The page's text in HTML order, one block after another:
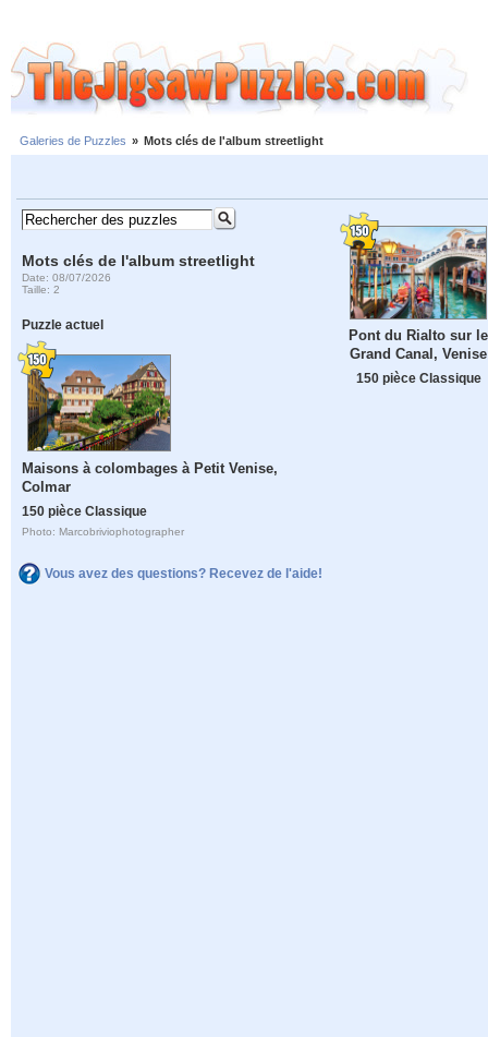
Galeries de Puzzles » Mots clés de l'album streetlight
Mots clés de l'album streetlight
Date: 08/07/2026
Taille: 2
Puzzle actuel
Maisons à colombages à Petit Venise,
Colmar
150 pièce Classique
Photo: Marcobriviophotographer
Vous avez des questions? Recevez de l'aide!
Pont du Rialto sur le
Grand Canal, Venise
150 pièce Classique